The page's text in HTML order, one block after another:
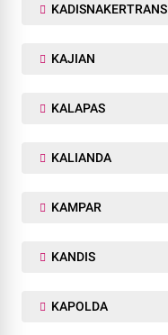
KADISNAKERTRANS
KAJIAN
KALAPAS
KALIANDA
KAMPAR
KANDIS
KAPOLDA